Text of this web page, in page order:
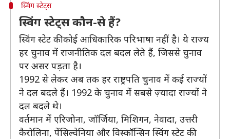
स्विंग स्टेट्स
स्विंग स्टेट्स कौन-से हैं?
स्विंग स्टेट की कोई आधिकारिक परिभाषा नहीं है। ये राज्य
हर चुनाव में राजनीतिक दल बदल लेते हैं, जिससे चुनाव
पर असर पड़ता है।
1992 से लेकर अब तक हर राष्ट्रपति चुनाव में कई राज्यों
ने दल बदले हैं। 1992 के चुनाव में सबसे ज़्यादा राज्यों ने
दल बदले थे।
वर्तमान में एरिजोना, जॉर्जिया, मिशिगन, नेवादा, उत्तरी
कैरोलिना, पेंसिल्वेनिया और विस्कॉन्सिन स्विंग स्टेट की